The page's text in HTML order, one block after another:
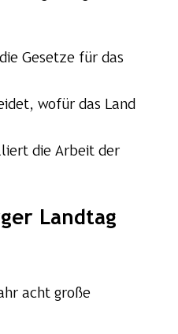
Gesetze für das
wofür das Land
die Arbeit der
Landtag
acht große